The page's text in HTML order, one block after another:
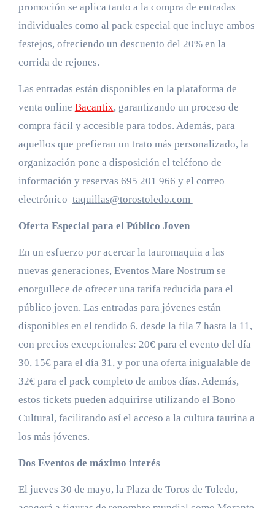
promoción se aplica tanto a la compra de entradas
individuales como al pack especial que incluye ambos
festejos, ofreciendo un descuento del 20% en la
corrida de rejones.
Las entradas están disponibles en la plataforma de
venta online Bacantix, garantizando un proceso de
compra fácil y accesible para todos. Además, para
aquellos que prefieran un trato más personalizado, la
organización pone a disposición el teléfono de
información y reservas 695 201 966 y el correo
electrónico taquillas@torostoledo.com
Oferta Especial para el Público Joven
En un esfuerzo por acercar la tauromaquia a las
nuevas generaciones, Eventos Mare Nostrum se
enorgullece de ofrecer una tarifa reducida para el
público joven. Las entradas para jóvenes están
disponibles en el tendido 6, desde la fila 7 hasta la 11,
con precios excepcionales: 20€ para el evento del día
30, 15€ para el día 31, y por una oferta inigualable de
32€ para el pack completo de ambos días. Además,
estos tickets pueden adquirirse utilizando el Bono
Cultural, facilitando así el acceso a la cultura taurina a
los más jóvenes.
Dos Eventos de máximo interés
El jueves 30 de mayo, la Plaza de Toros de Toledo,